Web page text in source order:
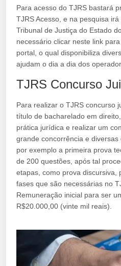
Para acesso do TJRS bastará
TJRS Acesso, e na pesquisa
Tribunal de Justiça do Estado
necessário clicar neste link
portal, o qual disponibiliza
ajudam o dia a dia dos
TJRS Concurso
Para realizar o TJRS concurso
título de bacharelado em
prática jurídica e realizar um
grande concorrência e
por exemplo a primeira prova
de 200 questões, após tal
etapas, como prova discursiva,
fases que são necessárias no
Remuneração inicial para ser
R$20.000,00 (vinte mil reais).